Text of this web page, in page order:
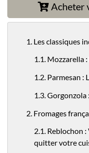
Acheter
1. Les classiques
1.1. Mozzarella
1.2. Parmesan :
1.3.
2. Fromages
2.1. Reblochon :
quitter votre